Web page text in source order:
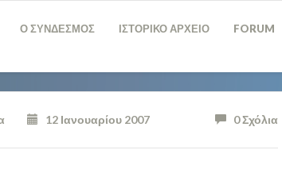
Ο ΣΥΝΔΕΣΜΟΣ ΙΣΤΟΡΙΚΟ ΑΡΧΕΙΟ FORUM
12 Ιανουαρίου 2007 0 Σχόλια